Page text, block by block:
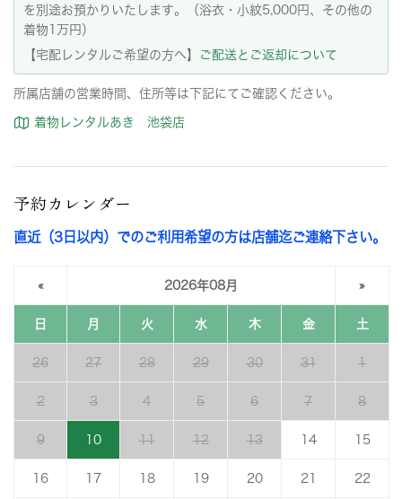
を別途お預かりいたします。（浴衣・小紋5,000円、その他の
着物1万円）
【宅配レンタルご希望の方へ】
ご配送とご返却について
所属店舗の営業時間、住所等は下記にてご確認ください。
着物レンタルあき 池袋店
予約カレンダー
直近（3日以内）でのご利用希望の方は店舗迄ご連絡下さい。
« 2026年08月 »
日 月 火 水 木 金 土
26 27 28 29 30 31 1
2 3 4 5 6 7 8
9 10 11 12 13 14 15
16 17 18 19 20 21 22